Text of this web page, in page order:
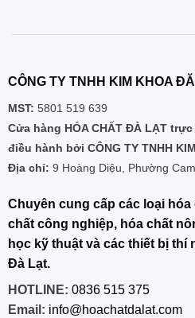
CÔNG TY TNHH KIM KHOA
MST: 5801 519 639
Cửa hàng HÓA CHẤT ĐÀ LẠT
điều hành bởi CÔNG TY TNHH
Địa chỉ: 9 Hoàng Diệu, Phường
Chuyên cung cấp các loại
chất công nghiệp, hóa chất
học kỹ thuật và các thiết bị
Đà Lạt.
HOTLINE: 0836 515 375
Email: info@hoachatdalat.com